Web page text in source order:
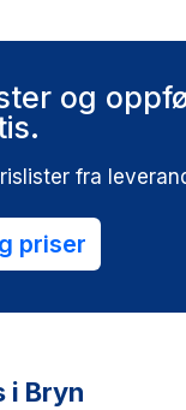
og
fra
priser
i Bryn